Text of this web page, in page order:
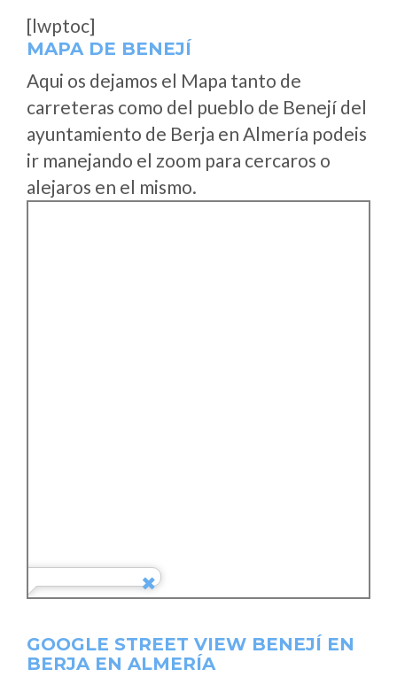
[lwptoc]
MAPA DE BENEJÍ
Aqui os dejamos el Mapa tanto de
carreteras como del pueblo de Benejí del
ayuntamiento de Berja en Almería podeis
ir manejando el zoom para cercaros o
alejaros en el mismo.
GOOGLE STREET VIEW BENEJÍ EN
BERJA EN ALMERÍA